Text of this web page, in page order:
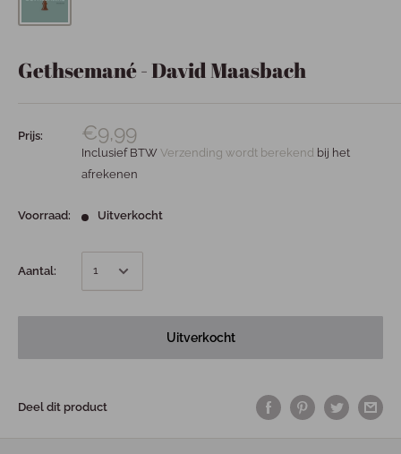
Gethsemané - David Maasbach
Prijs: €9,99
Inclusief BTW Verzending wordt berekend bij het
afrekenen
Voorraad: Uitverkocht
Aantal:
Uitverkocht
Deel dit product